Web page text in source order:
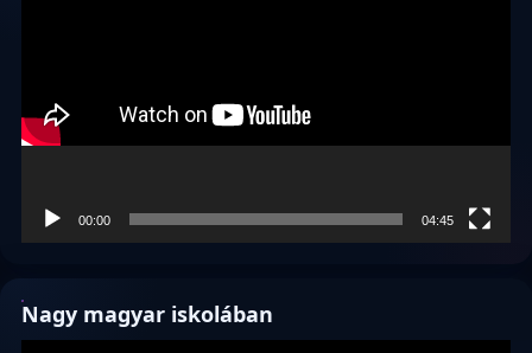
00:00 04:45
Nagy magyar iskolában